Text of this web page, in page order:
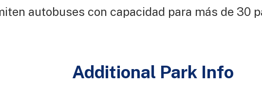
autobuses con capacidad para más de 30
Additional Park Info